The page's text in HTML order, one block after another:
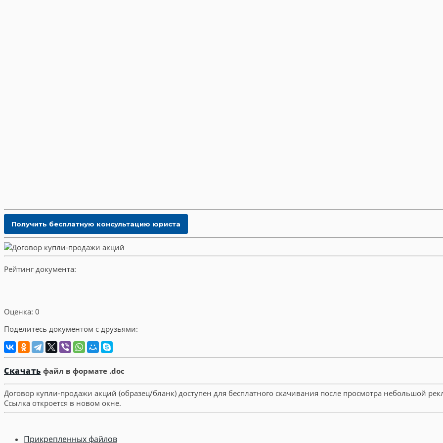
Рейтинг документа:
Оценка: 0
Поделитесь документом с друзьями:
Скачать файл в формате .doc
Договор купли-продажи акций (образец/бланк) доступен для бесплатного скачивания после просмотра небольшой
Ссылка откроется в новом окне.
Прикрепленных файлов